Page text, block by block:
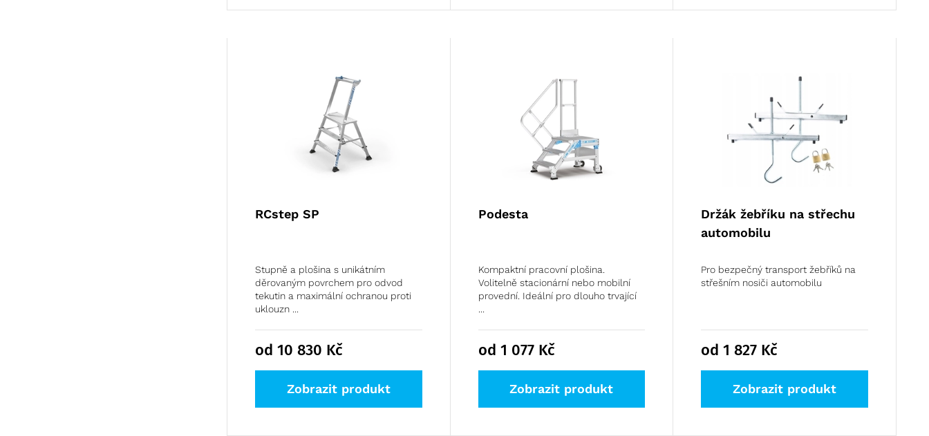
RCstep SP
Stupně a plošina s unikátním
děrovaným povrchem pro odvod
tekutin a maximální ochranou proti
uklouzn ...
od 10 830 Kč
Zobrazit produkt
Podesta
Kompaktní pracovní plošina.
Volitelně stacionární nebo mobilní
provední. Ideální pro dlouho trvající
od 1 077 Kč
Zobrazit produkt
Držák žebříku na střechu
automobilu
Pro bezpečný transport žebříků na
střešním nosiči automobilu
od 1 827 Kč
Zobrazit produkt